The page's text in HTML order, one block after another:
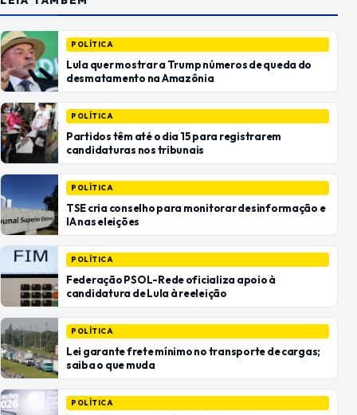
POLÍTICA
Lula quer mostrar a Trump números de queda do
desmatamento na Amazônia
POLÍTICA
Partidos têm até o dia 15 para registrarem
candidaturas nos tribunais
POLÍTICA
TSE cria conselho para monitorar desinformação e
IA nas eleições
POLÍTICA
Federação PSOL-Rede oficializa apoio à
candidatura de Lula à reeleição
POLÍTICA
Lei garante frete mínimo no transporte de cargas;
saiba o que muda
POLÍTICA